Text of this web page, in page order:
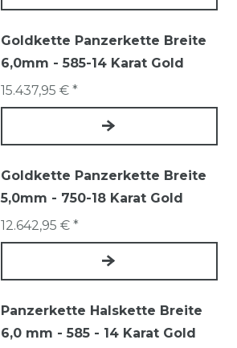
Goldkette Panzerkette Breite
6,0mm - 585-14 Karat Gold
15.437,95 € *
Goldkette Panzerkette Breite
5,0mm - 750-18 Karat Gold
12.642,95 € *
Panzerkette Halskette Breite
6,0 mm - 585 - 14 Karat Gold